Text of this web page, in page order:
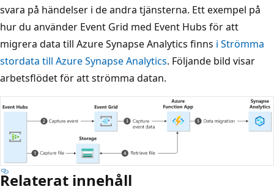
svara på händelser i de andra tjänsterna. Ett exempel på
hur du använder Event Grid med Event Hubs för att
migrera data till Azure Synapse Analytics finns i Strömma
stordata till Azure Synapse Analytics. Följande bild visar
arbetsflödet för att strömma datan.
Relaterat innehåll